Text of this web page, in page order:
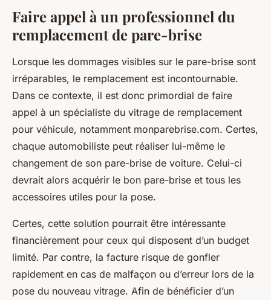
Faire appel à un professionnel du
remplacement de pare-brise
Lorsque les dommages visibles sur le pare-brise sont
irréparables, le remplacement est incontournable.
Dans ce contexte, il est donc primordial de faire
appel à un spécialiste du vitrage de remplacement
pour véhicule, notamment monparebrise.com. Certes,
chaque automobiliste peut réaliser lui-même le
changement de son pare-brise de voiture. Celui-ci
devrait alors acquérir le bon pare-brise et tous les
accessoires utiles pour la pose.
Certes, cette solution pourrait être intéressante
financièrement pour ceux qui disposent d’un budget
limité. Par contre, la facture risque de gonfler
rapidement en cas de malfaçon ou d’erreur lors de la
pose du nouveau vitrage. Afin de bénéficier d’un